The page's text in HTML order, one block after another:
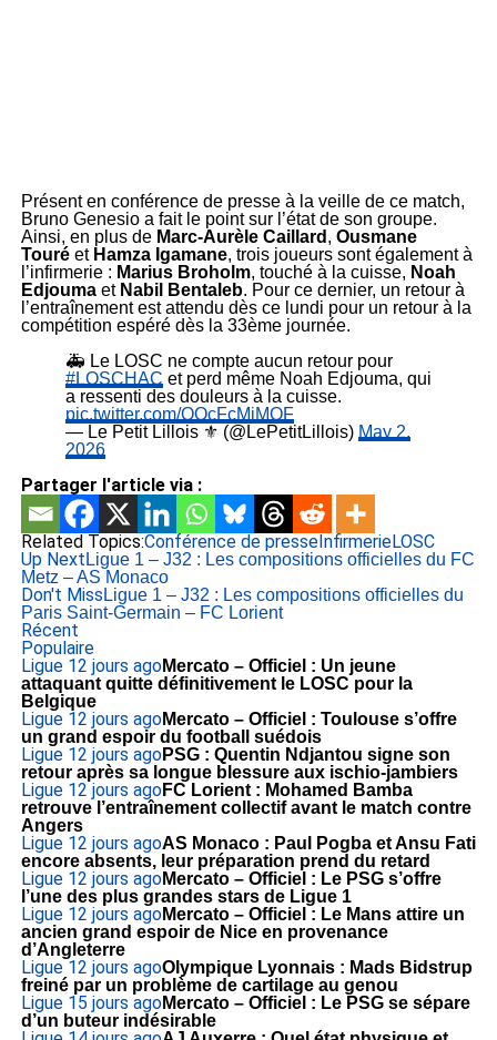
Présent en conférence de presse à la veille de ce match,
Bruno Genesio a fait le point sur l’état de son groupe.
Ainsi, en plus de Marc-Aurèle Caillard , Ousmane
Touré et Hamza Igamane, trois joueurs sont également à
l’infirmerie : Marius Broholm, touché à la cuisse, Noah
Edjouma et Nabil Bentaleb. Pour ce dernier, un retour à
l’entraînement est attendu dès ce lundi pour un retour à la
compétition espéré dès la 33ème journée.
🚑 Le LOSC ne compte aucun retour pour
#LOSCHAC et perd même Noah Edjouma, qui
a ressenti des douleurs à la cuisse.
pic.twitter.com/QQcFcMjMQF
— Le Petit Lillois ⚜️ (@LePetitLillois) May 2,
2026
Partager l'article via :
Related Topics:Conférence de presseInfirmerieLOSC
Up Next Ligue 1 – J32 : Les compositions officielles du FC
Metz – AS Monaco
Don't Miss Ligue 1 – J32 : Les compositions officielles du
Paris Saint-Germain – FC Lorient
Récent
Populaire
Ligue 12 jours agoMercato – Officiel : Un jeune
attaquant quitte définitivement le LOSC pour la
Belgique
Ligue 12 jours agoMercato – Officiel : Toulouse s’offre
un grand espoir du football suédois
Ligue 12 jours agoPSG : Quentin Ndjantou signe son
retour après sa longue blessure aux ischio-jambiers
Ligue 12 jours agoFC Lorient : Mohamed Bamba
retrouve l’entraînement collectif avant le match contre
Angers
Ligue 12 jours agoAS Monaco : Paul Pogba et Ansu Fati
encore absents, leur préparation prend du retard
Ligue 12 jours agoMercato – Officiel : Le PSG s’offre
l’une des plus grandes stars de Ligue 1
Ligue 12 jours agoMercato – Officiel : Le Mans attire un
ancien grand espoir de Nice en provenance
d’Angleterre
Ligue 12 jours agoOlympique Lyonnais : Mads Bidstrup
freiné par un problème de cartilage au genou
Ligue 15 jours agoMercato – Officiel : Le PSG se sépare
d’un buteur indésirable